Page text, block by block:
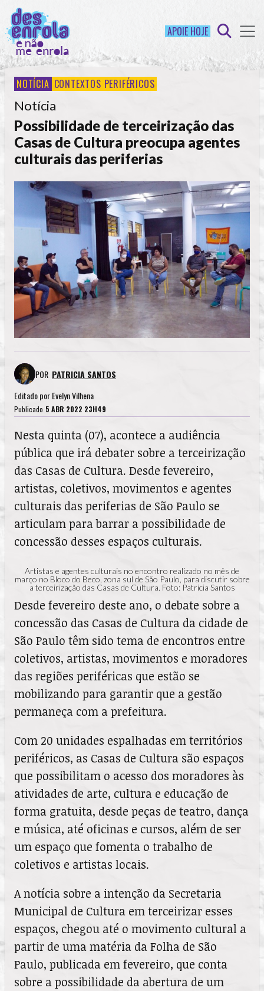
APOIE HOJE
NOTÍCIA CONTEXTOS PERIFÉRICOS
Notícia
Possibilidade de terceirização das
Casas de Cultura preocupa agentes
culturais das periferias
POR PATRICIA SANTOS
Editado porEvelyn Vilhena
Publicado 5 ABR 2022 23H49
Nesta quinta (07), acontece a audiência
pública que irá debater sobre a terceirização
das Casas de Cultura. Desde fevereiro,
artistas, coletivos, movimentos e agentes
culturais das periferias de São Paulo se
articulam para barrar a possibilidade de
concessão desses espaços culturais.
Artistas e agentes culturais no encontro realizado no mês de
março no Bloco do Beco, zona sul de São Paulo, para discutir sobre
a terceirização das Casas de Cultura. Foto: Patricia Santos
Desde fevereiro deste ano, o debate sobre a
concessão das Casas de Cultura da cidade de
São Paulo têm sido tema de encontros entre
coletivos, artistas, movimentos e moradores
das regiões periféricas que estão se
mobilizando para garantir que a gestão
permaneça com a prefeitura.
Com 20 unidades espalhadas em territórios
periféricos, as Casas de Cultura são espaços
que possibilitam o acesso dos moradores às
atividades de arte, cultura e educação de
forma gratuita, desde peças de teatro, dança
e música, até oficinas e cursos, além de ser
um espaço que fomenta o trabalho de
coletivos e artistas locais.
A notícia sobre a intenção da Secretaria
Municipal de Cultura em terceirizar esses
espaços, chegou até o movimento cultural a
partir de uma matéria da Folha de São
Paulo, publicada em fevereiro, que conta
sobre a possibilidade da abertura de um